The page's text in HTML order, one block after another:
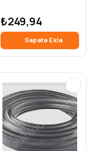
₺249,94
Sepete Ekle